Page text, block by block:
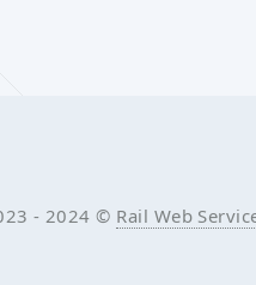
- 2024 © Rail Web